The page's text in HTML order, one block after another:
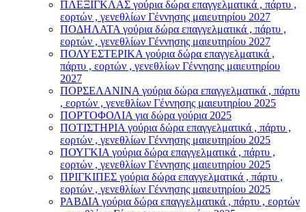
ΠΛΕΞΙΓΚΛΑΣ γούρια δώρα επαγγελματικά , πάρτυ ,
εορτών , γενεθλίων Γέννησης μαιευτηρίου 2027
ΠΟΔΗΛΑΤΑ γούρια δώρα επαγγελματικά , πάρτυ ,
εορτών , γενεθλίων Γέννησης μαιευτηρίου 2027
ΠΟΛΥΕΣΤΕΡΙΚΑ γούρια δώρα επαγγελματικά ,
πάρτυ , εορτών , γενεθλίων Γέννησης μαιευτηρίου
2027
ΠΟΡΣΕΛΑΝΙΝΑ γούρια δώρα επαγγελματικά , πάρτυ
, εορτών , γενεθλίων Γέννησης μαιευτηρίου 2025
ΠΟΡΤΟΦΟΛΙΑ για δώρα γούρια 2025
ΠΟΤΙΣΤΗΡΙΑ γούρια δώρα επαγγελματικά , πάρτυ ,
εορτών , γενεθλίων Γέννησης μαιευτηρίου 2025
ΠΟΥΓΚΙΑ γούρια δώρα επαγγελματικά , πάρτυ ,
εορτών , γενεθλίων Γέννησης μαιευτηρίου 2025
ΠΡΙΓΚΙΠΕΣ γούρια δώρα επαγγελματικά , πάρτυ ,
εορτών , γενεθλίων Γέννησης μαιευτηρίου 2025
ΡΑΒΔΙΑ γούρια δώρα επαγγελματικά , πάρτυ , εορτών